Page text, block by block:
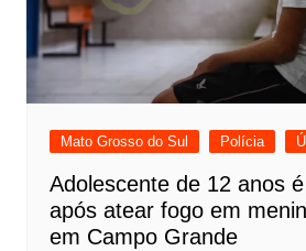
Mato Grosso do Sul Polícia
Adolescente de 12 anos
após atear fogo em
em Campo Grande